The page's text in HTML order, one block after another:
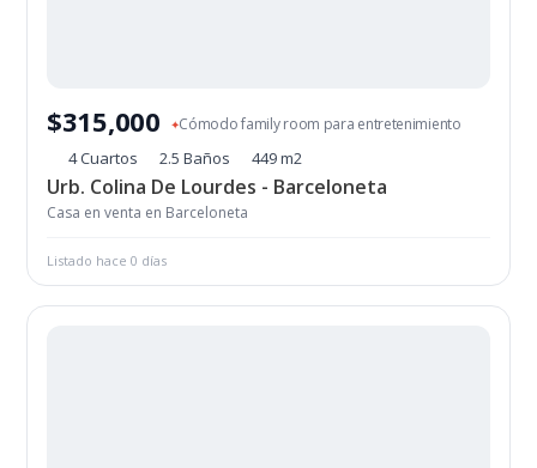
$315,000 ✦Cómodo family room para entretenimiento
4 Cuartos 2.5 Baños 449 m2
Urb. Colina De Lourdes - Barceloneta
Casa en venta en Barceloneta
Listado hace 0 días